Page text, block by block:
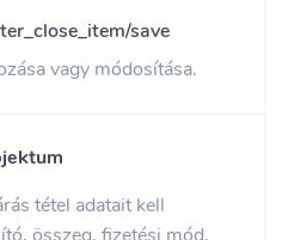
save
vagy módosítása.
tétel adatait kell